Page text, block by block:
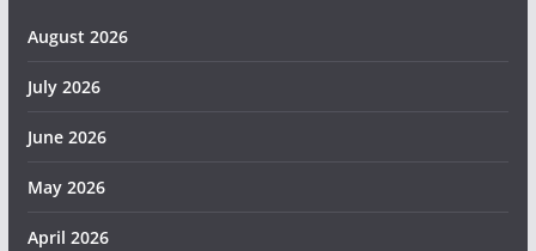
August 2026
July 2026
June 2026
May 2026
April 2026